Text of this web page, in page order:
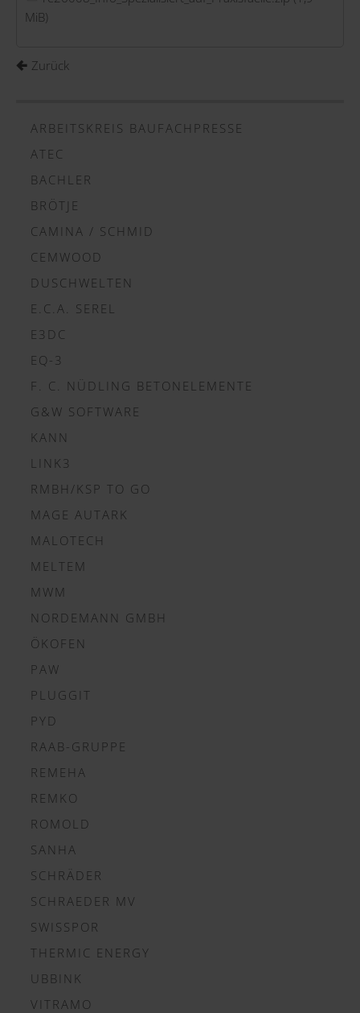
MiB)
Zurück
ARBEITSKREIS BAUFACHPRESSE
ATEC
BACHLER
BRÖTJE
CAMINA / SCHMID
CEMWOOD
DUSCHWELTEN
E.C.A. SEREL
E3DC
EQ-3
F. C. NÜDLING BETONELEMENTE
G&W SOFTWARE
KANN
LINK3
RMBH/KSP TO GO
MAGE AUTARK
MALOTECH
MELTEM
MWM
NORDEMANN GMBH
ÖKOFEN
PAW
PLUGGIT
PYD
RAAB-GRUPPE
REMEHA
REMKO
ROMOLD
SANHA
SCHRÄDER
SCHRAEDER MV
SWISSPOR
THERMIC ENERGY
UBBINK
VITRAMO